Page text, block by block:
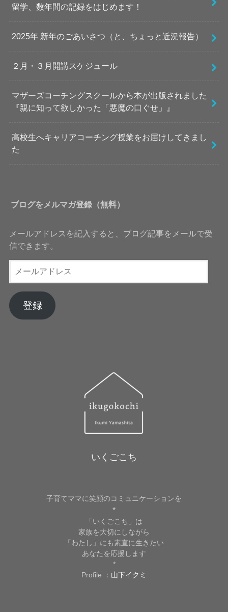
留学、数年間の記録をはじめます！
2025年 新年のごあいさつ（と、ちょっと近況報告）
２月・３月開講スケジュール
マザーズコーチングスクールから本が出版されました
『親に知って欲しかった「悪魔の口ぐせ」』
高校生へキャリアコーチング授業をお届けしてきまし
た
ブログをメルマガ登録（無料）
メールアドレスを記入すると、ブログ記事をメールで受
信できます。
ー
ア
ド
登録
いくごこち
子育てママに笑顔のコミュニケーションを
*
「いくごこち」は
家族を大切にしながら
「わたし」にも素直に生きたい
あなたを応援します
*
Profile ： 山下イクミ